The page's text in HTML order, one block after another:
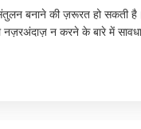
बनाने की ज़रूरत हो सकती
नज़रअंदाज़ न करने के बारे में